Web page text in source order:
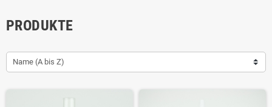
PRODUKTE
Name (A bis Z)